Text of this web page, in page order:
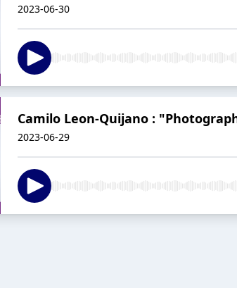
2023-06-30
Camilo Leon-Quijano :
2023-06-29